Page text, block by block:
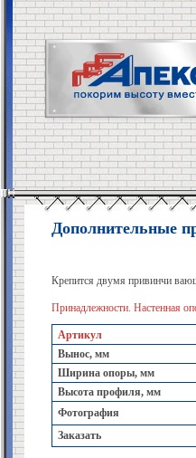
Дополнительные
Крепится двумя привинчи
Принадлежности. Настенная
Артикул
Вынос, мм
Ширина опоры, мм
Высота профиля, мм
Фотография
Заказать